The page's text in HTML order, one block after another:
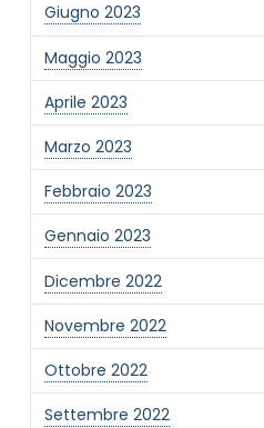
Giugno 2023
Maggio 2023
Aprile 2023
Marzo 2023
Febbraio 2023
Gennaio 2023
Dicembre 2022
Novembre 2022
Ottobre 2022
Settembre 2022